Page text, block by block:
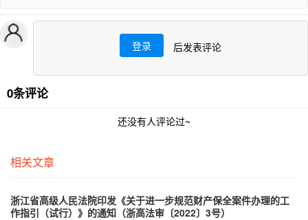
登录 后发表评论
0条评论
还没有人评论过~
相关文章
浙江省高级人民法院印发《关于进一步规范财产保全案件办理的工
作指引（试行）》的通知（浙高法审〔2022〕3号）